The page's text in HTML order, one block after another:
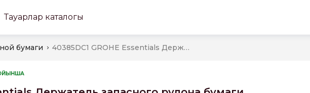
Тауарлар каталогы
бумаги 40385DC1 GROHE Essentials Держатель запасного рулона бумаги